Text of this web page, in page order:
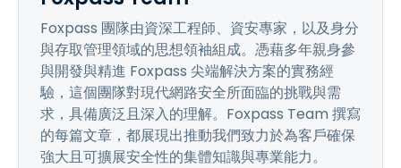
Foxpass 團隊由資深工程師、資安專家，以及身分
與存取管理領域的思想領袖組成。憑藉多年親身參
與開發與精進 Foxpass 尖端解決方案的實務經
驗，這個團隊對現代網路安全所面臨的挑戰與需
求，具備廣泛且深入的理解。Foxpass Team 撰寫
的每篇文章，都展現出推動我們致力於為客戶確保
強大且可擴展安全性的集體知識與專業能力。